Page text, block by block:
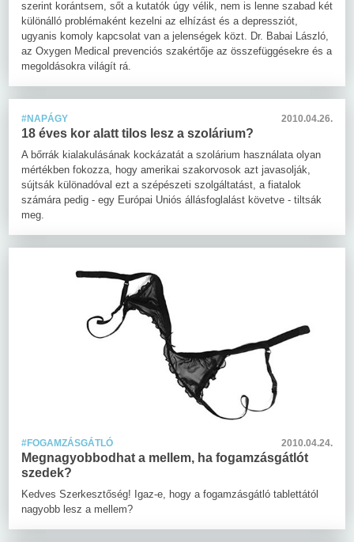
szerint korántsem, sőt a kutatók úgy vélik, nem is lenne szabad két
különálló problémaként kezelni az elhízást és a depressziót,
ugyanis komoly kapcsolat van a jelenségek közt. Dr. Babai László,
az Oxygen Medical prevenciós szakértője az összefüggésekre és a
megoldásokra világít rá.
#NAPÁGY 2010.04.26.
18 éves kor alatt tilos lesz a szolárium?
A bőrrák kialakulásának kockázatát a szolárium használata olyan
mértékben fokozza, hogy amerikai szakorvosok azt javasolják,
sújtsák különadóval ezt a szépészeti szolgáltatást, a fiatalok
számára pedig - egy Európai Uniós állásfoglalást követve - tiltsák
meg.
#FOGAMZÁSGÁTLÓ 2010.04.24.
Megnagyobbodhat a mellem, ha fogamzásgátlót
szedek?
Kedves Szerkesztőség! Igaz-e, hogy a fogamzásgátló tablettától
nagyobb lesz a mellem?